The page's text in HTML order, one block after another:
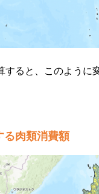
すると、このように
る肉類消費額